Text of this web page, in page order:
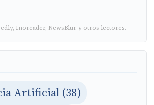
Inoreader, NewsBlur y otros lectores.
Artificial (38)